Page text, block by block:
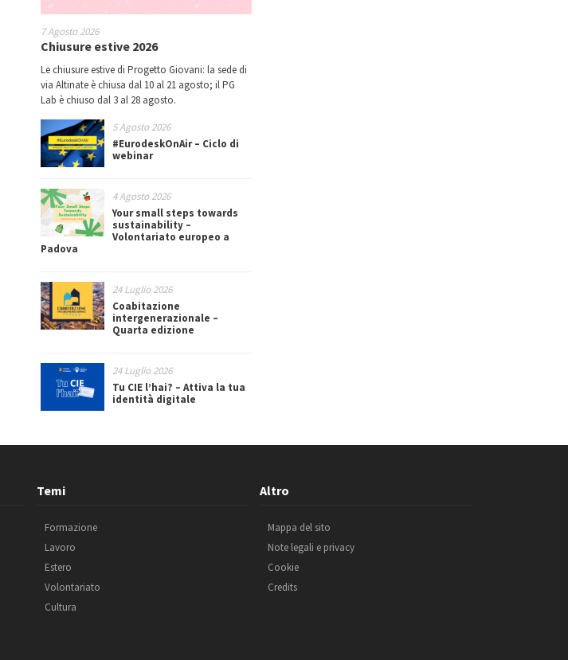
7 Agosto 2026
Chiusure estive 2026
Le chiusure estive di Progetto Giovani: la sede di
via Altinate è chiusa dal 10 al 21 agosto; il PG
Lab è chiuso dal 3 al 28 agosto.
5 Agosto 2026
#EurodeskOnAir – Ciclo di
webinar
4 Agosto 2026
Your small steps towards
sustainability –
Volontariato europeo a
Padova
24 Luglio 2026
Coabitazione
intergenerazionale –
Quarta edizione
24 Luglio 2026
Tu CIE l’hai? – Attiva la tua
identità digitale
Temi
Formazione
Lavoro
Estero
Volontariato
Cultura
Altro
Mappa del sito
Note legali e privacy
Cookie
Credits